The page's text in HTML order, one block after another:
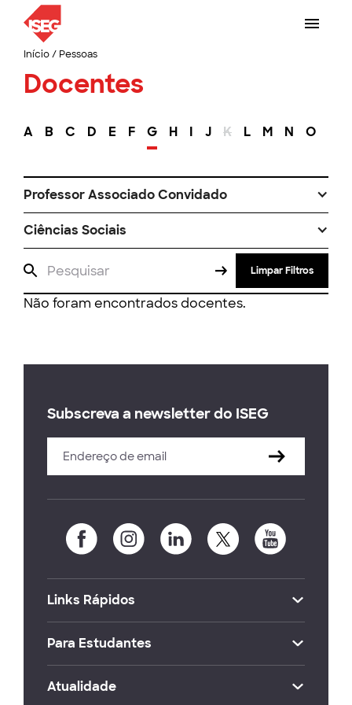
Início/ Pessoas
Docentes
A B C D E F G H I J K L M N O
Professor Associado Convidado
Ciências Sociais
Limpar Filtros
Não foram encontrados docentes.
Subscreva a newsletter do ISEG
Links Rápidos
Para Estudantes
Atualidade